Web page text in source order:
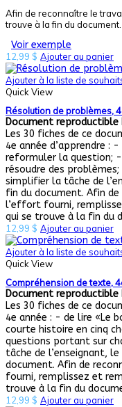
Afin de reconnaître le
trouve à la fin du document.
Voir exemple
12,99 $ Ajouter au panier
Ajouter à la liste de
Quick View
Résolution de problèmes,
Document reproductible
Les 30 fiches de ce
4e année d’apprendre :
reformuler la question;
résoudre des
simplifier la tâche de
fin du document. Afin
l’effort fourni,
qui se trouve à la fin du
12,99 $ Ajouter au panier
Ajouter à la liste de
Quick View
Compréhension de texte,
Document reproductible
Les 30 fiches de ce
4e année : - de lire «Le
courte histoire en cinq
questions portant sur
tâche de l’enseignant,
document. Afin de
fourni, remplissez et
trouve à la fin du
12,99 $ Ajouter au panier